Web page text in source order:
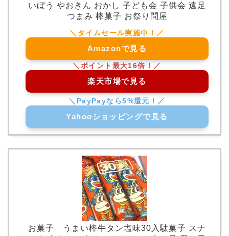
いぼう やおきん おかし 子ども会 子供会 遠足
つまみ 棒菓子 お祭り問屋
Amazonで見る
楽天市場で見る
Yahooショッピングで見る
お菓子 うまい棒牛タン塩味30入駄菓子 スナ